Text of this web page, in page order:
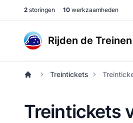
2 storingen 10 werkzaamheden
Rijden de Treinen
Treintickets
Treintickets